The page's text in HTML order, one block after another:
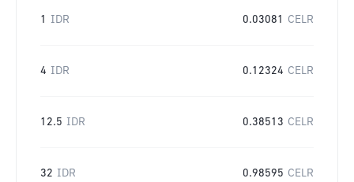
1 IDR 0.03081 CELR
4 IDR 0.12324 CELR
12.5 IDR 0.38513 CELR
32 IDR 0.98595 CELR